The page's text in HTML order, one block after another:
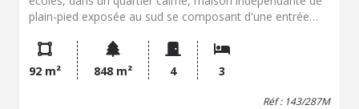
plain-pied exposée au sud se composant d'une entrée
accès à une terrasse et au jardin, cuisine aménagée et
équipée ouverte sur le séjour, trois chambres avec
placards, salle d'eau, WC avec lave-mains, buanderie,
garage . Borne de recharge pour véhicule éclectique.
92 m² 848 m² 4 3
Réf : 143/287M